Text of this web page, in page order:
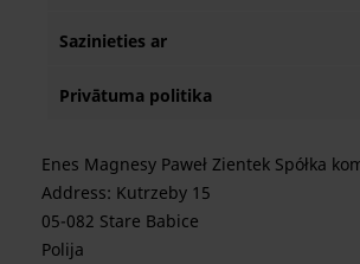
Sazinieties ar
Privātuma politika
Enes Magnesy Paweł Zientek Spółka
Address: Kutrzeby 15
05-082 Stare Babice
Polija